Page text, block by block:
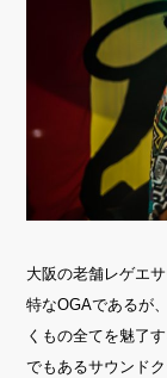
大阪の老舗レゲエ
特なOGAであるが
くもの全てを魅了
でもあるサウンド